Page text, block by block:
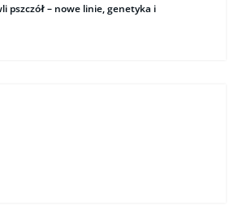
pszczół – nowe linie, genetyka i